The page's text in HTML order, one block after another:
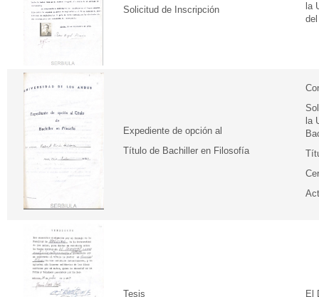
Solicitud de Inscripción
la
Expediente de opción al
Título de Bachiller en Filosofía
la
Tesis El